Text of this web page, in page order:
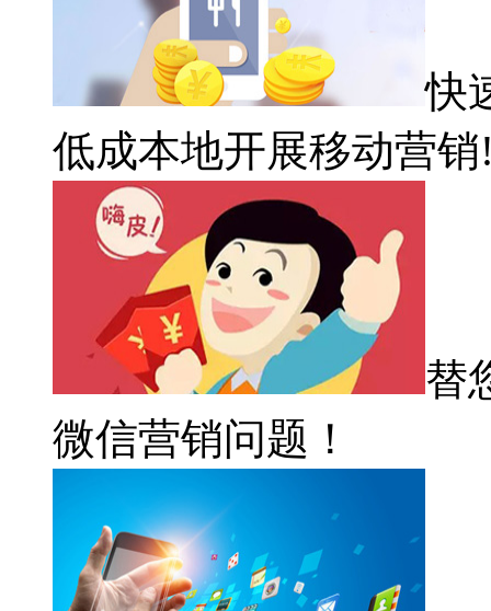
快
低成本地开展移动营销
替
微信营销问题！